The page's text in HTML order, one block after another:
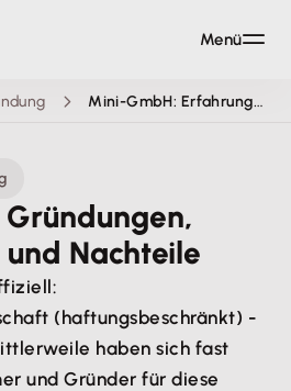
Mini-GmbH: Erfahrungen und Praxis-Tipps
Nachteile
(haftungsbeschränkt) -
haben sich fast
und Gründer für diese
Menü